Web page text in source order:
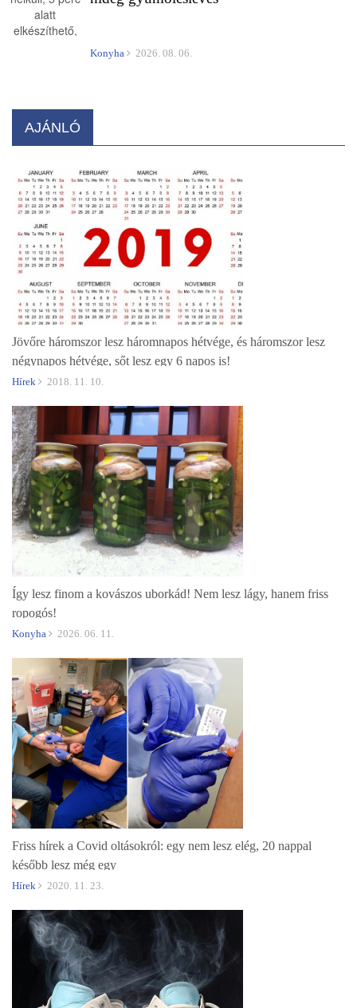
Konyha 2026. 08. 06.
AJÁNLÓ
Jövőre háromszor lesz háromnapos hétvége, és háromszor lesz
négynapos hétvége, sőt lesz egy 6 napos is!
Hírek 2018. 11. 10.
Így lesz finom a kovászos uborkád! Nem lesz lágy, hanem friss
ropogós!
Konyha 2026. 06. 11.
Friss hírek a Covid oltásokról: egy nem lesz elég, 20 nappal
később lesz még egy
Hírek 2020. 11. 23.